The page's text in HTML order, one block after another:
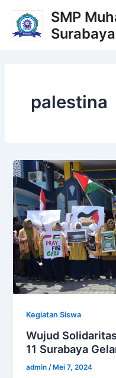
konten
SMP
palestina
Kegiatan Siswa
Wujud
11 Surabaya
admin/ Mei 7, 2024